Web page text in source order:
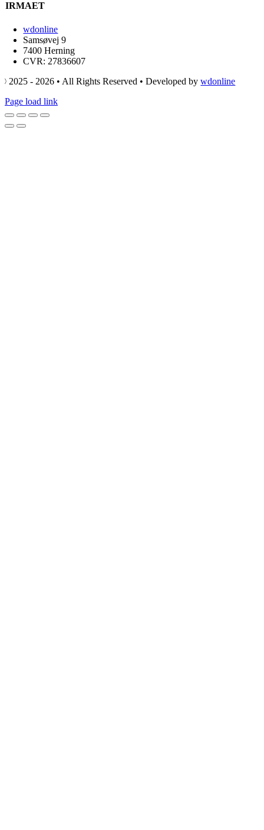
FIRMAET
wdonline
Samsøvej 9
7400 Herning
CVR: 27836607
© 2025 - 2026 • All Rights Reserved • Developed bywdonline
Page load link